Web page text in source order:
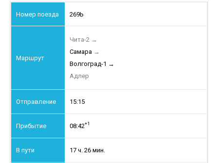
269Ь
Чита-2 →
Самара →
Волгоград-1 →
Адлер
15:15
08:42+1
17 ч. 26 мин.